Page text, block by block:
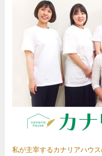
私が主宰するカナリアハウ